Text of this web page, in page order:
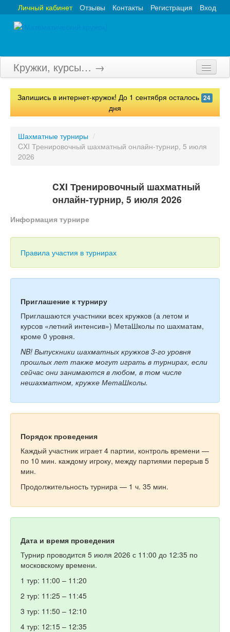
Вход
Регистрация
Контакты
Отзывы
Личный кабинет
Кружки, курсы… →
Главная
Олимпиады
Конкурсы
Книги
Запишись в интернет-кружок! До 1 сентября осталось 24
дня
Шахматные турниры /
CXI Тренировочный шахматный онлайн-турнир, 5 июля
2026
CXI Тренировочный шахматный
онлайн-турнир, 5 июля 2026
Информация турнире
Правила участия в турнирах
Приглашение к турниру
Приглашаются участники всех кружков (а летом и
курсов «летний интенсив») МетаШколы по шахматам,
кроме 0 уровня.
NB! Выпускники шахматных кружков 3-го уровня
прошлых лет также могут играть в турнирах, если
сейчас они занимаются в любом, в том числе
нешахматном, кружке МетаШколы.
Порядок проведения
Каждый участник играет 4 партии, контроль времени —
по 10 мин. каждому игроку, между партиями перерыв 5
мин.
Продолжительность турнира — 1 ч. 35 мин.
Дата и время проведения
Турнир проводится 5 июля 2026 с 11:00 до 12:35 по
московскому времени.
1 тур: 11:00 – 11:20
2 тур: 11:25 – 11:45
3 тур: 11:50 – 12:10
4 тур: 12:15 – 12:35